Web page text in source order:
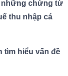
những chứng từ
thu nhập cá
tìm hiểu vấn đề